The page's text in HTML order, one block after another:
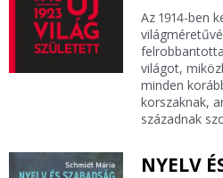
Az 1914-ben
világot,
minden
korszaknak,
századnak
NYELV